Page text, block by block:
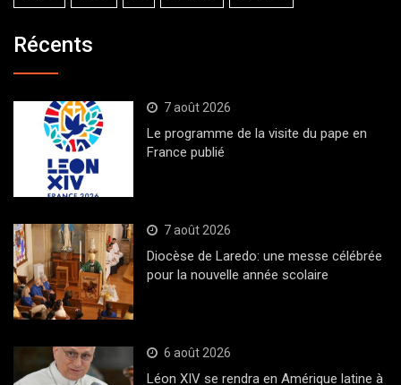
Récents
7 août 2026
Le programme de la visite du pape en
France publié
7 août 2026
Diocèse de Laredo: une messe célébrée
pour la nouvelle année scolaire
6 août 2026
Léon XIV se rendra en Amérique latine à